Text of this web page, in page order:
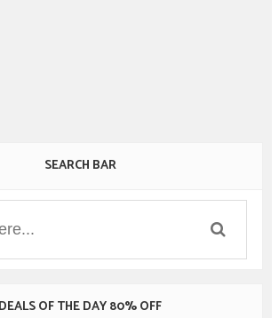
SEARCH BAR
DEALS OF THE DAY 80% OFF